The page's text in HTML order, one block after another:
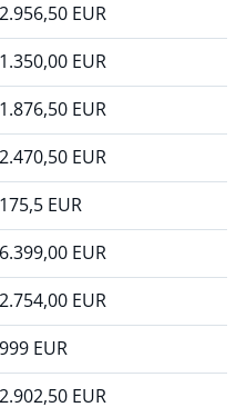
2.956,50 EUR
1.350,00 EUR
1.876,50 EUR
2.470,50 EUR
175,5 EUR
6.399,00 EUR
2.754,00 EUR
999 EUR
2.902,50 EUR